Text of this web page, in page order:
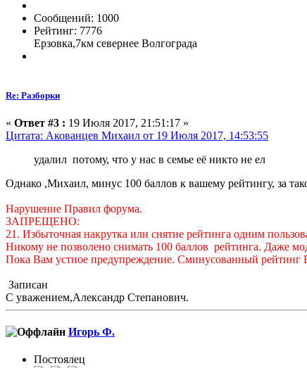
Сообщений: 1000
Рейтинг: 7776
Ерзовка,7км севернее Волгограда
Re: Разборки
« Ответ #3 : 19 Июля 2017, 21:51:17 »
Цитата: Акованцев Михаил от 19 Июля 2017, 14:53:55
удалил потому, что у нас в семье её никто не ел
Однако ,Михаил, минус 100 баллов к вашему рейтингу, за
Нарушение Правил форума.
ЗАПРЕЩЕНО:
21. Избыточная накрутка или снятие рейтинга одним
Никому не позволено снимать 100 баллов рейтинга. Даже
Пока Вам устное предупреждение. Сминусованный рейтинг
Записан
С уважением,Александр Степанович.
Игорь Ф.
Постоялец